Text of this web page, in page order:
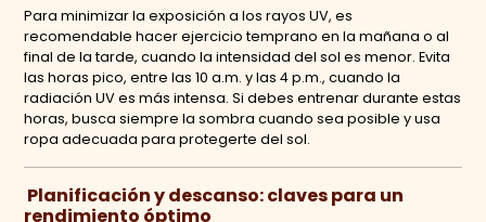
Para minimizar la exposición a los rayos UV, es
recomendable hacer ejercicio temprano en la mañana o al
final de la tarde, cuando la intensidad del sol es menor. Evita
las horas pico, entre las 10 a.m. y las 4 p.m., cuando la
radiación UV es más intensa. Si debes entrenar durante estas
horas, busca siempre la sombra cuando sea posible y usa
ropa adecuada para protegerte del sol.
Planificación y descanso: claves para un
rendimiento óptimo